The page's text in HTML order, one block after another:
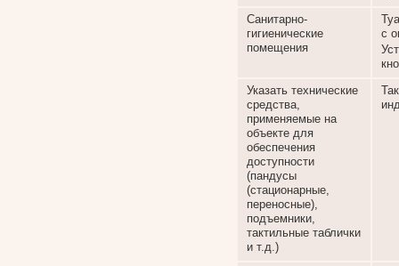
Санитарно-
гигиенические
помещения
с
Указать технические
средства,
применяемые на
объекте для
обеспечения
доступности
(пандусы
(стационарные,
переносные),
подъемники,
тактильные таблички
и т.д.)